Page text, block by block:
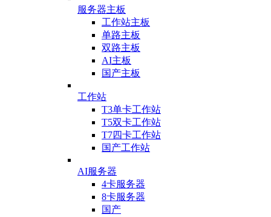
服务器主板
工作站主板
单路主板
双路主板
AI主板
国产主板
工作站
T3单卡工作站
T5双卡工作站
T7四卡工作站
国产工作站
AI服务器
4卡服务器
8卡服务器
国产